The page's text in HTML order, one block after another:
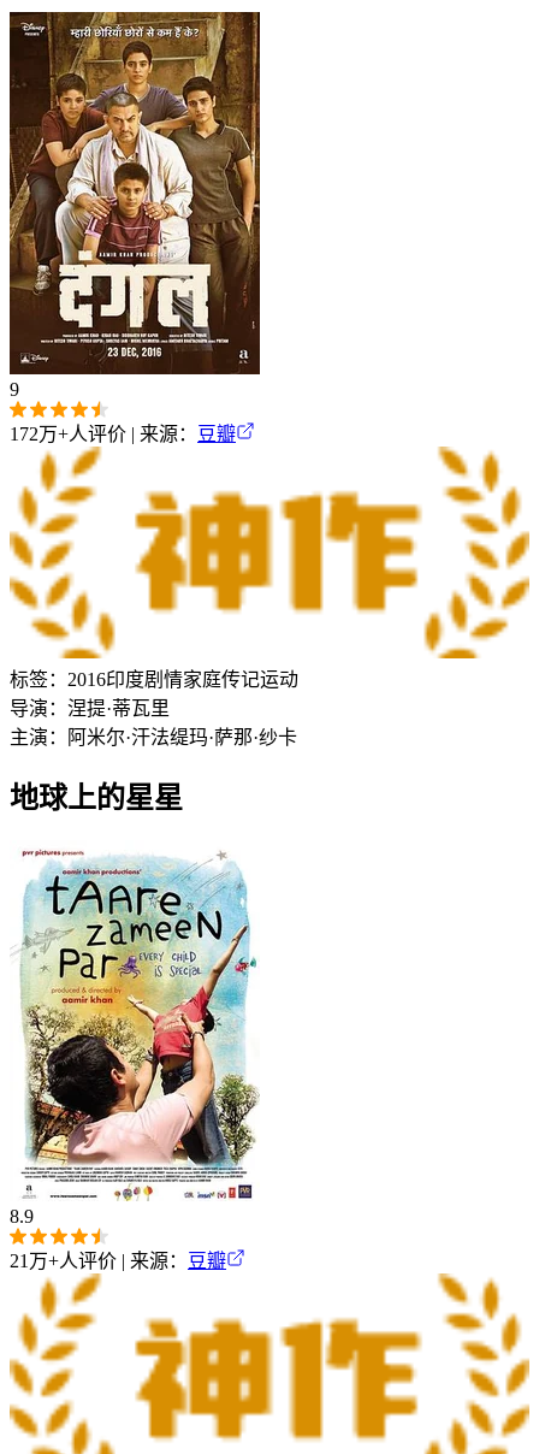
9
172万+人评价 | 来源： 豆瓣
标签： 2016印度剧情家庭传记运动
导演： 涅提·蒂瓦里
主演：
阿米尔·汗法缇玛·萨那·纱卡
地球上的星星
8.9
21万+人评价 | 来源： 豆瓣